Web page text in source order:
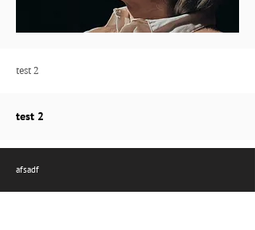
test 2
test 2
afsadf